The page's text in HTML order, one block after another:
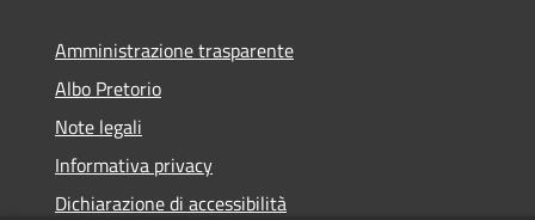
Amministrazione trasparente
Albo Pretorio
Note legali
Informativa privacy
Dichiarazione di accessibilità